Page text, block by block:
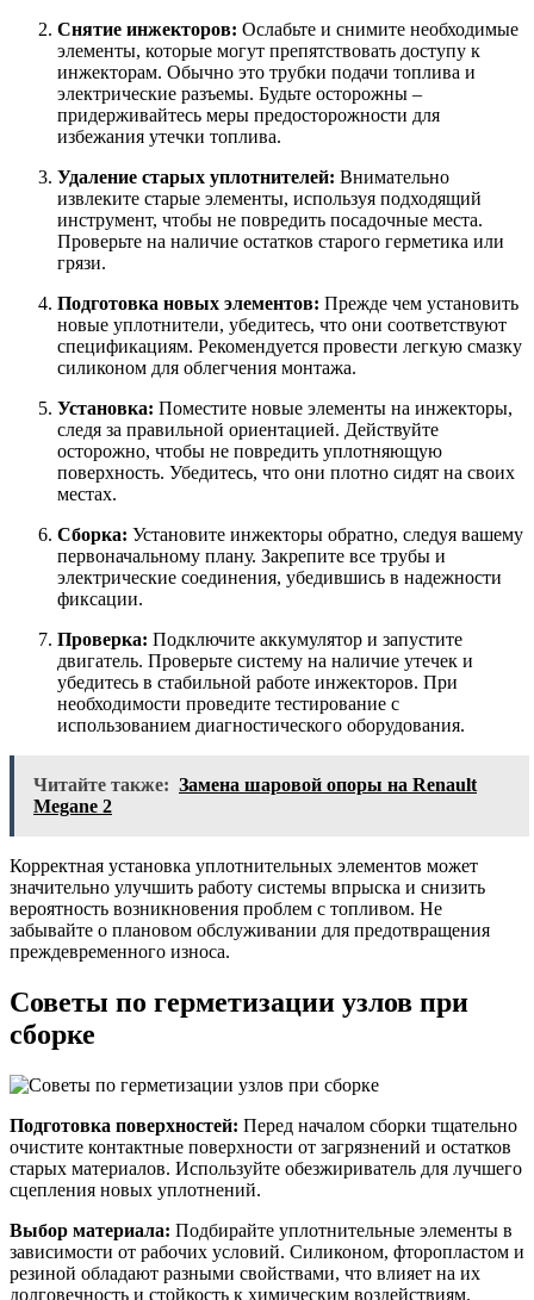
Снятие инжекторов: Ослабьте и снимите необходимые
элементы, которые могут препятствовать доступу к
инжекторам. Обычно это трубки подачи топлива и
электрические разъемы. Будьте осторожны –
придерживайтесь меры предосторожности для
избежания утечки топлива.
Удаление старых уплотнителей: Внимательно
извлеките старые элементы, используя подходящий
инструмент, чтобы не повредить посадочные места.
Проверьте на наличие остатков старого герметика или
грязи.
Подготовка новых элементов: Прежде чем установить
новые уплотнители, убедитесь, что они соответствуют
спецификациям. Рекомендуется провести легкую смазку
силиконом для облегчения монтажа.
Установка: Поместите новые элементы на инжекторы,
следя за правильной ориентацией. Действуйте
осторожно, чтобы не повредить уплотняющую
поверхность. Убедитесь, что они плотно сидят на своих
местах.
Сборка: Установите инжекторы обратно, следуя вашему
первоначальному плану. Закрепите все трубы и
электрические соединения, убедившись в надежности
фиксации.
Проверка: Подключите аккумулятор и запустите
двигатель. Проверьте систему на наличие утечек и
убедитесь в стабильной работе инжекторов. При
необходимости проведите тестирование с
использованием диагностического оборудования.
Читайте также: Замена шаровой опоры на Renault
Megane 2
Корректная установка уплотнительных элементов может
значительно улучшить работу системы впрыска и снизить
вероятность возникновения проблем с топливом. Не
забывайте о плановом обслуживании для предотвращения
преждевременного износа.
Советы по герметизации узлов при
сборке
Подготовка поверхностей: Перед началом сборки тщательно
очистите контактные поверхности от загрязнений и остатков
старых материалов. Используйте обезжириватель для лучшего
сцепления новых уплотнений.
Выбор материала: Подбирайте уплотнительные элементы в
зависимости от рабочих условий. Силиконом, фторопластом и
резиной обладают разными свойствами, что влияет на их
долговечность и стойкость к химическим воздействиям.